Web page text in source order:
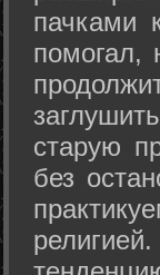
пачками
помогал,
старую
без